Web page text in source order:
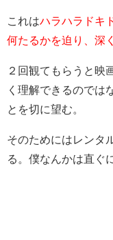
これはハラハラドキ
何たるかを迫り、深
２回観てもらうと映
く理解できるのでは
とを切に望む。
そのためにはレンタ
る。僕なんかは直ぐ